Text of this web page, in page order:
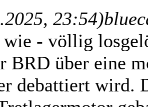
23:54)
wie - völlig
BRD über eine
debattiert wird.